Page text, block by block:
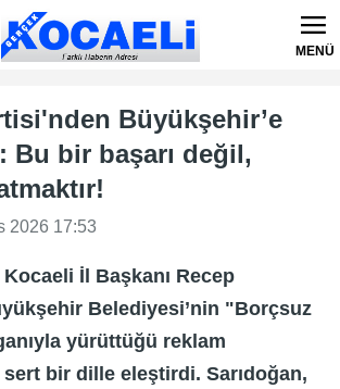
MENÜ
Büyükşehir’e
Bu bir başarı değil,
2026 17:53
İl Başkanı Recep
Belediyesi’nin "Borçsuz
yürüttüğü reklam
sert bir dille eleştirdi. Sarıdoğan,